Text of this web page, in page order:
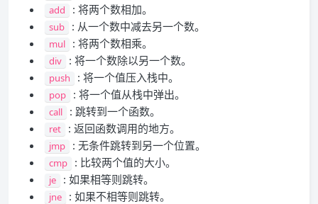
add : 将两个数相加。
sub : 从一个数中减去另一个数。
mul : 将两个数相乘。
div : 将一个数除以另一个数。
push : 将一个值压入栈中。
pop : 将一个值从栈中弹出。
call : 跳转到一个函数。
ret : 返回函数调用的地方。
jmp : 无条件跳转到另一个位置。
cmp : 比较两个值的大小。
je : 如果相等则跳转。
jne : 如果不相等则跳转。